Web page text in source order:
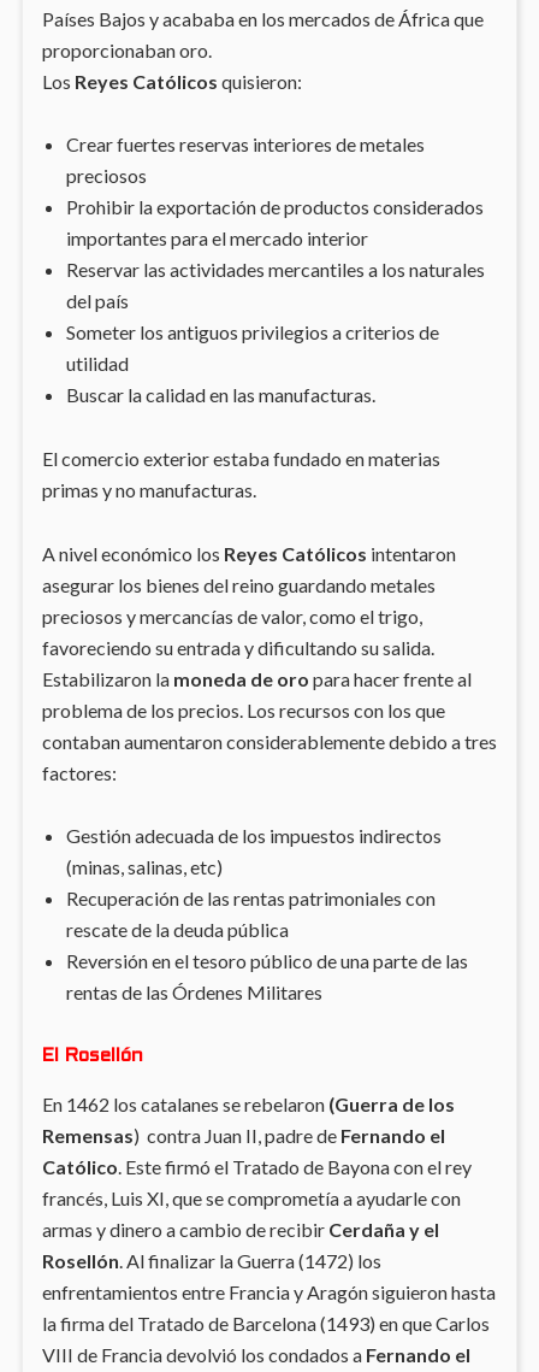
Países Bajos y acababa en los mercados de África que
proporcionaban oro.
Los Reyes Católicos quisieron:
Crear fuertes reservas interiores de metales
preciosos
Prohibir la exportación de productos considerados
importantes para el mercado interior
Reservar las actividades mercantiles a los naturales
del país
Someter los antiguos privilegios a criterios de
utilidad
Buscar la calidad en las manufacturas.
El comercio exterior estaba fundado en materias
primas y no manufacturas.
A nivel económico los Reyes Católicos intentaron
asegurar los bienes del reino guardando metales
preciosos y mercancías de valor, como el trigo,
favoreciendo su entrada y dificultando su salida.
Estabilizaron la moneda de oro para hacer frente al
problema de los precios. Los recursos con los que
contaban aumentaron considerablemente debido a tres
factores:
Gestión adecuada de los impuestos indirectos
(minas, salinas, etc)
Recuperación de las rentas patrimoniales con
rescate de la deuda pública
Reversión en el tesoro público de una parte de las
rentas de las Órdenes Militares
El Rosellón
En 1462 los catalanes se rebelaron (Guerra de los
Remensas) contra Juan II, padre de Fernando el
Católico. Este firmó el Tratado de Bayona con el rey
francés, Luis XI, que se comprometía a ayudarle con
armas y dinero a cambio de recibir Cerdaña y el
Rosellón. Al finalizar la Guerra (1472) los
enfrentamientos entre Francia y Aragón siguieron hasta
la firma del Tratado de Barcelona (1493) en que Carlos
VIII de Francia devolvió los condados a Fernando el